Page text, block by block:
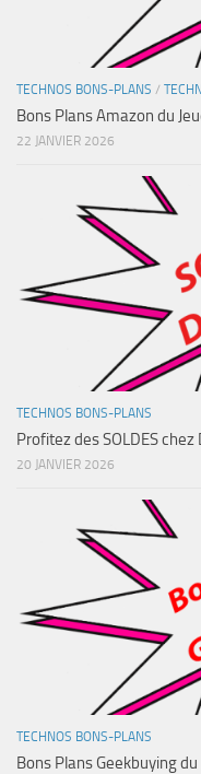
TECHNOS BONS-PLANS /
Bons Plans Amazon du
22 JANVIER 2026
TECHNOS BONS-PLANS
Profitez des SOLDES chez
20 JANVIER 2026
TECHNOS BONS-PLANS
Bons Plans Geekbuying